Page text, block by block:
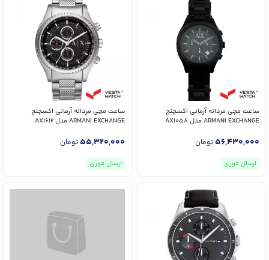
ساعت مچی مردانه آرمانی اکسچنج
ARMANI EXCHANGE مدل AX1058
56,430,000تومان
ارسال فوری
ساعت مچی مردانه آرمانی اکسچنج
ARMANI EXCHANGE مدل AX1612
55,320,000تومان
ارسال فوری